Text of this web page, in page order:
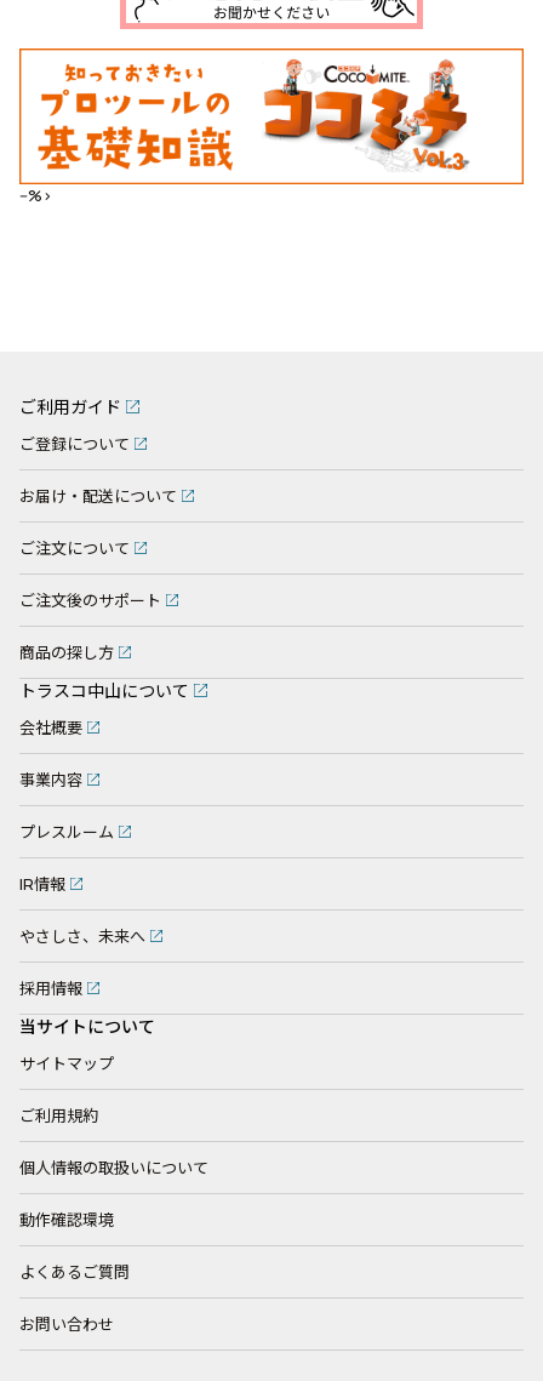
--%>
ご利用ガイド
ご登録について
お届け・配送について
ご注文について
ご注文後のサポート
商品の探し方
トラスコ中山について
会社概要
事業内容
プレスルーム
IR情報
やさしさ、未来へ
採用情報
当サイトについて
サイトマップ
ご利用規約
個人情報の取扱いについて
動作確認環境
よくあるご質問
お問い合わせ